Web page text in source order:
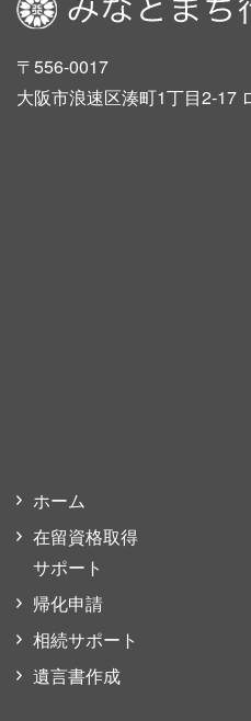
〒556-0017
大阪市浪速区湊町1丁目2-17
ホーム
在留資格取得
サポート
帰化申請
相続サポート
遺言書作成